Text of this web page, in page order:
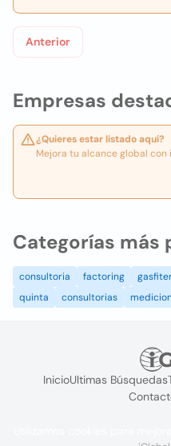
Empresas
¿Quieres estar listado aquí?
Mejora tu alcance global con
Anterior
Categorías más
consultoria factoring
quinta
consultorias
InicioUltimas Búsquedas